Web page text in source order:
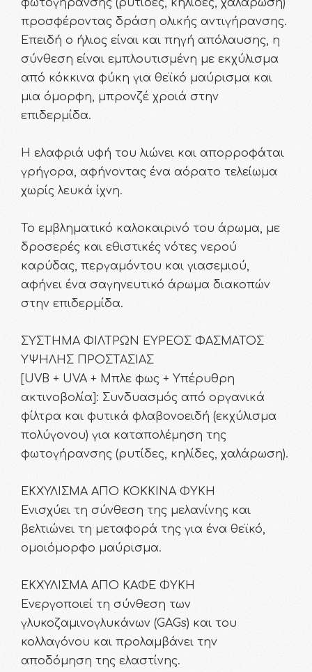
φωτογήρανσης (ρυτίδες, κηλίδες, χαλάρωση)
προσφέροντας δράση ολικής αντιγήρανσης.
Επειδή ο ήλιος είναι και πηγή απόλαυσης, η
σύνθεση είναι εμπλουτισμένη με εκχύλισμα
από κόκκινα φύκη για θεϊκό μαύρισμα και
μια όμορφη, μπρονζέ χροιά στην
επιδερμίδα.
Η ελαφριά υφή του λιώνει και απορροφάται
γρήγορα, αφήνοντας ένα αόρατο τελείωμα
χωρίς λευκά ίχνη.
Το εμβληματικό καλοκαιρινό του άρωμα, με
δροσερές και εθιστικές νότες νερού
καρύδας, περγαμόντου και γιασεμιού,
αφήνει ένα σαγηνευτικό άρωμα διακοπών
στην επιδερμίδα.
ΣΥΣΤΗΜΑ ΦΙΛΤΡΩΝ ΕΥΡΕΟΣ ΦΑΣΜΑΤΟΣ
ΥΨΗΛΗΣ ΠΡΟΣΤΑΣΙΑΣ
[UVB + UVA + Μπλε φως + Υπέρυθρη
ακτινοβολία]: Συνδυασμός από οργανικά
φίλτρα και φυτικά φλαβονοειδή (εκχύλισμα
πολύγονου) για καταπολέμηση της
φωτογήρανσης (ρυτίδες, κηλίδες, χαλάρωση).
ΕΚΧΥΛΙΣΜΑ ΑΠΟ ΚΟΚΚΙΝΑ ΦΥΚΗ
Ενισχύει τη σύνθεση της μελανίνης και
βελτιώνει τη μεταφορά της για ένα θεϊκό,
ομοιόμορφο μαύρισμα.
ΕΚΧΥΛΙΣΜΑ ΑΠΟ ΚΑΦΕ ΦΥΚΗ
Ενεργοποιεί τη σύνθεση των
γλυκοζαμινογλυκάνων (GAGs) και του
κολλαγόνου και προλαμβάνει την
αποδόμηση της ελαστίνης.